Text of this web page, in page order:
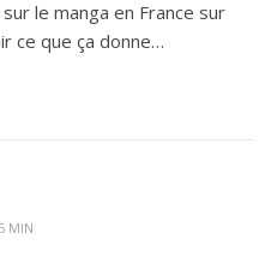
le manga en France sur
ce que ça donne…
MIN